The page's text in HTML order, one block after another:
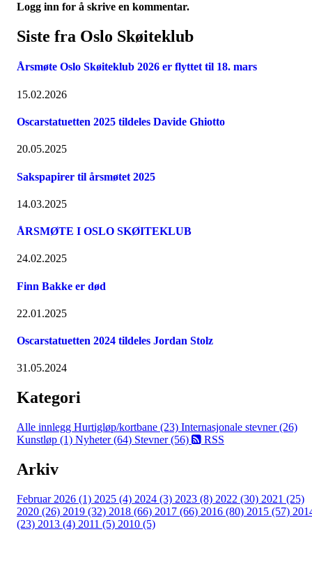
Logg inn for å skrive en kommentar.
Siste fra Oslo Skøiteklub
Årsmøte Oslo Skøiteklub 2026 er flyttet til 18. mars
15.02.2026
Oscarstatuetten 2025 tildeles Davide Ghiotto
20.05.2025
Sakspapirer til årsmøtet 2025
14.03.2025
ÅRSMØTE I OSLO SKØITEKLUB
24.02.2025
Finn Bakke er død
22.01.2025
Oscarstatuetten 2024 tildeles Jordan Stolz
31.05.2024
Kategori
Alle innlegg Hurtigløp/kortbane (23) Internasjonale stevner (26)
Kunstløp (1) Nyheter (64) Stevner (56) RSS
Arkiv
Februar 2026 (1) 2025 (4) 2024 (3) 2023 (8) 2022 (30) 2021 (25)
2020 (26) 2019 (32) 2018 (66) 2017 (66) 2016 (80) 2015 (57)
(23) 2013 (4) 2011 (5) 2010 (5)